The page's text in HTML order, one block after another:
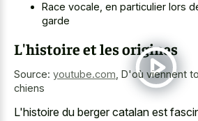
Race vocale, en particulier lors
garde
L'histoire et les origines
Source: youtube.com D'où viennent
chiens
L'histoire du berger catalan est